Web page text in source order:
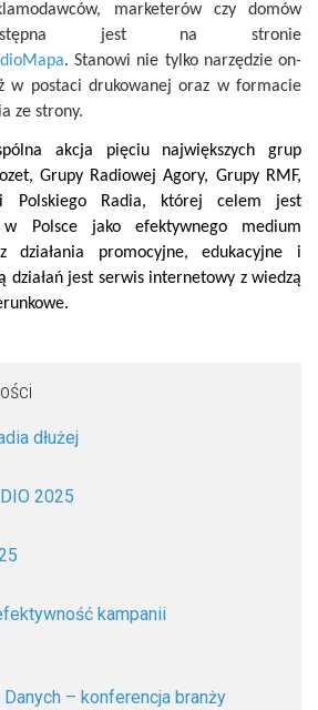
marketerów czy domów
jest na stronie
.Stanowi nie tylko narzędzie on-
w postaci drukowanej oraz w formacie
ze strony.
akcja pięciu największych grup
Grupy Radiowej Agory, Grupy RMF,
Polskiego Radia, której celem jest
Polsce jako efektywnego medium
działania promocyjne, edukacyjne i
działań jest serwis internetowy z wiedzą
dłużej
2025
kampanii
Danych – konferencja branży